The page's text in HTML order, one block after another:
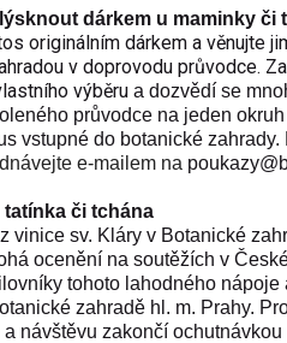
dárkem u maminky či
originálním dárkem a věnujte
v doprovodu průvodce.
výběru a dozvědí se
průvodce na jeden
vstupné do botanické zahrady.
e-mailem na
či tchána
vinice sv. Kláry v Botanické
ocenění na soutěžích v
tohoto lahodného
zahradě hl. m. Prahy.
návštěvu zakončí